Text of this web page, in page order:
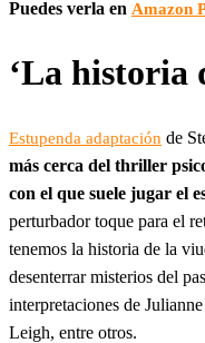
Puedes verla en Amazon
‘La historia
Estupenda adaptación de
más cerca del thriller
con el que suele jugar el
perturbador toque para el
tenemos la historia de la
desenterrar misterios del
interpretaciones de
Leigh, entre otros.